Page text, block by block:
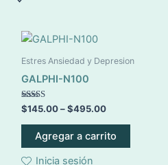
Estres Ansiedad y Depresion
GALPHI-N100
Valorado en
5.00
de 5
$145.00–$495.00
Agregar a carrito
Inicia sesión